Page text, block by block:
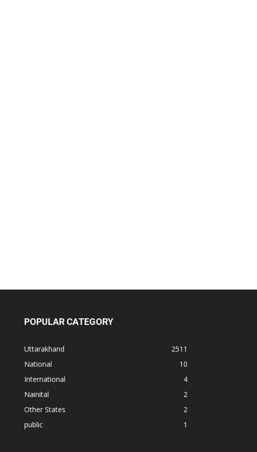
POPULAR CATEGORY
Uttarakhand
2511
National
10
International
4
Nainital
2
Other States
2
public
1